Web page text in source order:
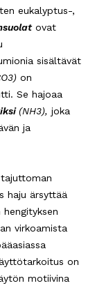
eukalyptus-,
ovat
sisältävät
on
Se hajoaa
(NH3), joka
ja
haju ärsyttää
virkoamista
on
motiivina